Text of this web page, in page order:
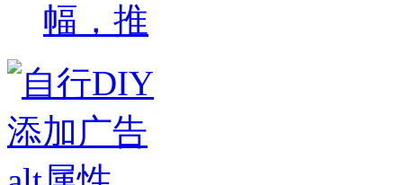
幅，推